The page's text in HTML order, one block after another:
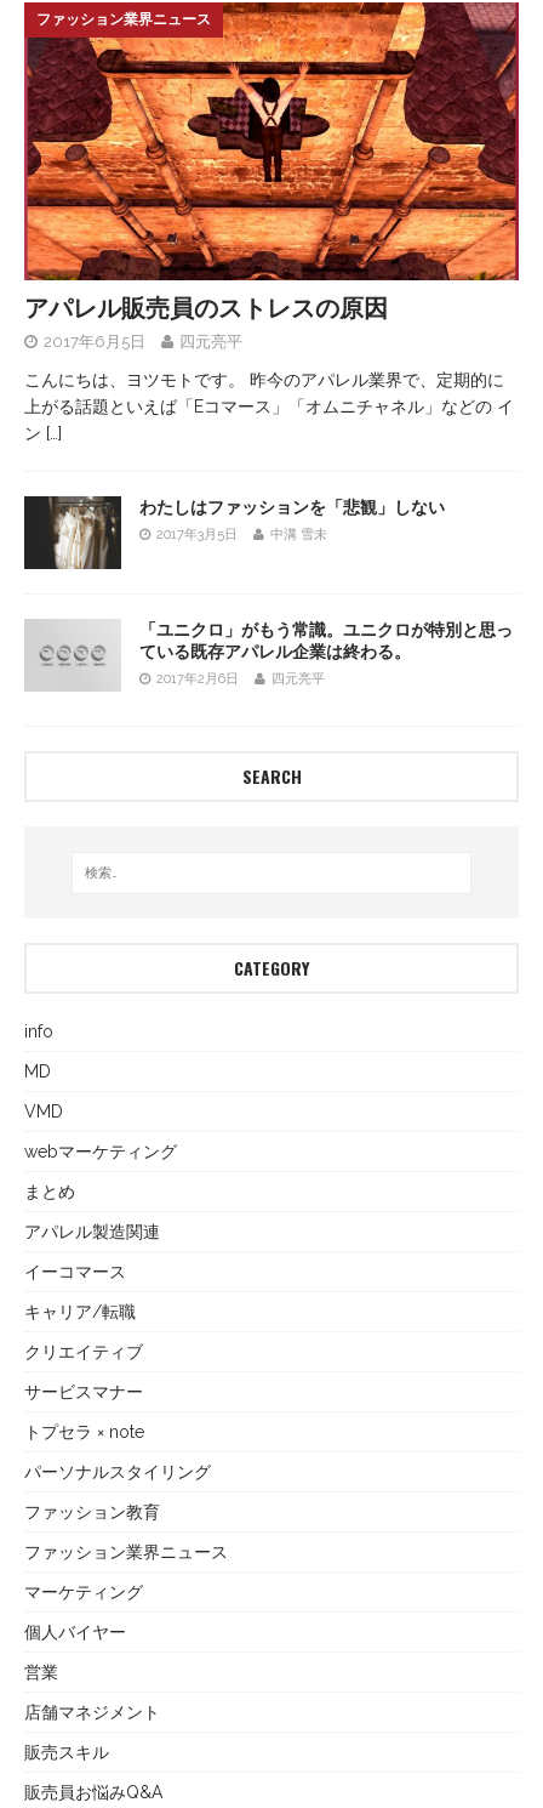
ファッション業界ニュース
アパレル販売員のストレスの原因
2017年6月5日 四元亮平
こんにちは、ヨツモトです。 昨今のアパレル業界で、定期的に
上がる話題といえば「Eコマース」「オムニチャネル」などの イ
ン […]
わたしはファッションを「悲観」しない
2017年3月5日 中溝 雪未
「ユニクロ」がもう常識。ユニクロが特別と思っ
ている既存アパレル企業は終わる。
2017年2月6日 四元亮平
SEARCH
CATEGORY
info
MD
VMD
webマーケティング
まとめ
アパレル製造関連
イーコマース
キャリア/転職
クリエイティブ
サービスマナー
トプセラ × note
パーソナルスタイリング
ファッション教育
ファッション業界ニュース
マーケティング
個人バイヤー
営業
店舗マネジメント
販売スキル
販売員お悩みQ&A